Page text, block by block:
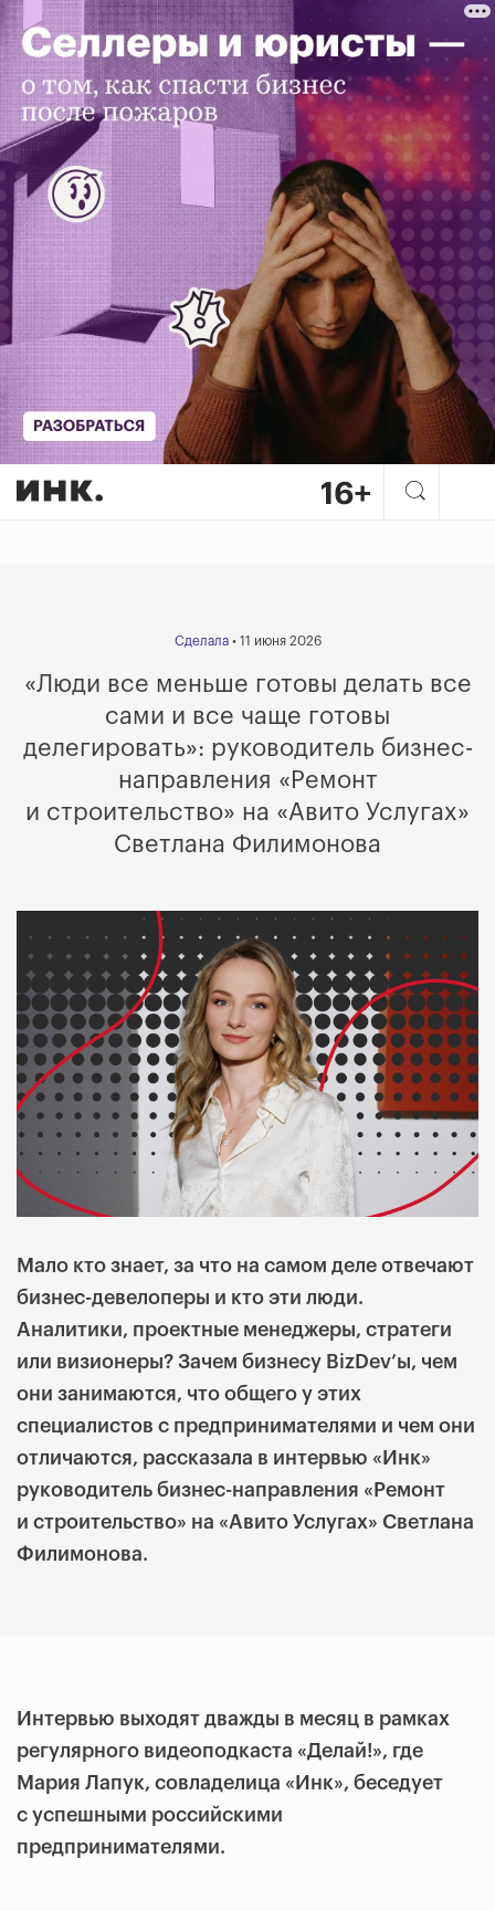
«Люди все меньше готовы
Сделала• 11 июня 2026
«Люди все меньше готовы делать все
сами и все чаще готовы
делегировать»: руководитель бизнес-
направления «Ремонт
и строительство» на «Авито Услугах»
Светлана Филимонова
Мало кто знает, за что на самом деле отвечают
бизнес-девелоперы и кто эти люди.
Аналитики, проектные менеджеры, стратеги
или визионеры? Зачем бизнесу BizDev’ы, чем
они занимаются, что общего у этих
специалистов с предпринимателями и чем они
отличаются, рассказала в интервью «Инк»
руководитель бизнес-направления «Ремонт
и строительство» на «Авито Услугах» Светлана
Филимонова.
Интервью выходят дважды в месяц в рамках
регулярного видеоподкаста «Делай!», где
Мария Лапук, совладелица «Инк», беседует
с успешными российскими
предпринимателями.